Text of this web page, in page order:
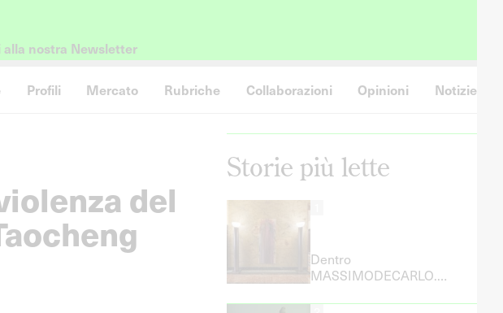
alla nostra Newsletter
Profili Mercato Rubriche Collaborazioni Opinioni Notizie
del
Storie più lette
Dentro
MASSIMODECARLO.
il lavoro dell’Artist Liaison